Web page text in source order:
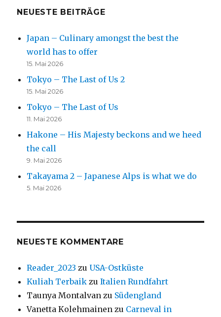
NEUESTE BEITRÄGE
Japan – Culinary amongst the best the
world has to offer
15. Mai 2026
Tokyo – The Last of Us 2
15. Mai 2026
Tokyo – The Last of Us
11. Mai 2026
Hakone – His Majesty beckons and we heed
the call
9. Mai 2026
Takayama 2 – Japanese Alps is what we do
5. Mai 2026
NEUESTE KOMMENTARE
Reader_2023 zuUSA-Ostküste
Kuliah Terbaik zuItalien Rundfahrt
Taunya Montalvan zu Südengland
Vanetta Kolehmainen zu Carneval in